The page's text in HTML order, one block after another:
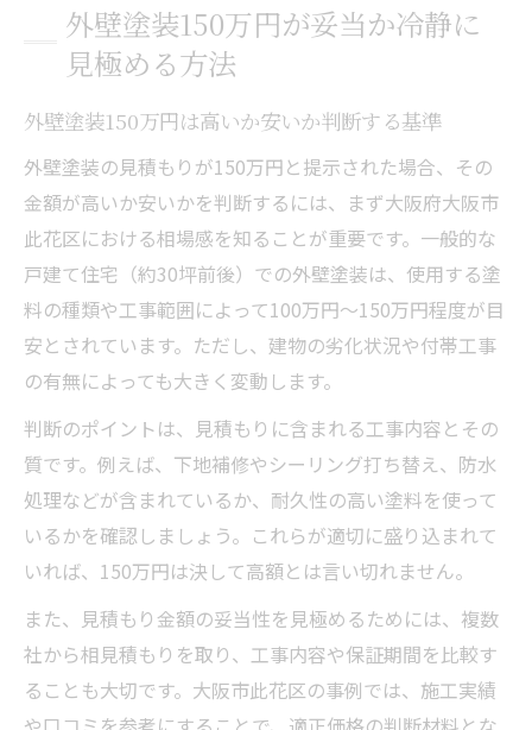
外壁塗装150万円が妥当か冷静に
見極める方法
外壁塗装150万円は高いか安いか判断する基準
外壁塗装の見積もりが150万円と提示された場合、その
金額が高いか安いかを判断するには、まず大阪府大阪市
此花区における相場感を知ることが重要です。一般的な
戸建て住宅（約30坪前後）での外壁塗装は、使用する塗
料の種類や工事範囲によって100万円〜150万円程度が目
安とされています。ただし、建物の劣化状況や付帯工事
の有無によっても大きく変動します。
判断のポイントは、見積もりに含まれる工事内容とその
質です。例えば、下地補修やシーリング打ち替え、防水
処理などが含まれているか、耐久性の高い塗料を使って
いるかを確認しましょう。これらが適切に盛り込まれて
いれば、150万円は決して高額とは言い切れません。
また、見積もり金額の妥当性を見極めるためには、複数
社から相見積もりを取り、工事内容や保証期間を比較す
ることも大切です。大阪市此花区の事例では、施工実績